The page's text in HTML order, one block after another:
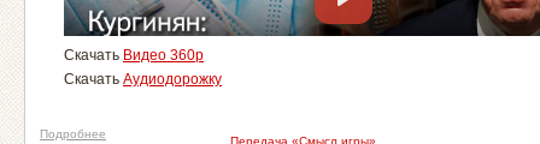
Скачать Видео 360p
Скачать Аудиодорожку
Передача «Смысл игры»
Подробнее